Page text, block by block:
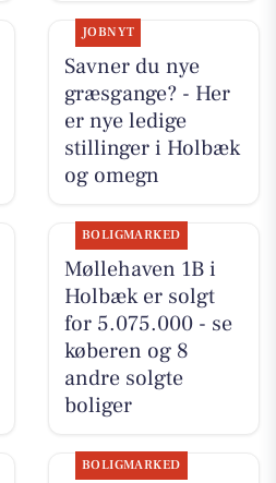
JOBNYT
Savner du nye
græsgange? - Her
er nye ledige
stillinger i Holbæk
og omegn
BOLIGMARKED
Møllehaven 1B i
Holbæk er solgt
for 5.075.000 - se
køberen og 8
andre solgte
boliger
BOLIGMARKED